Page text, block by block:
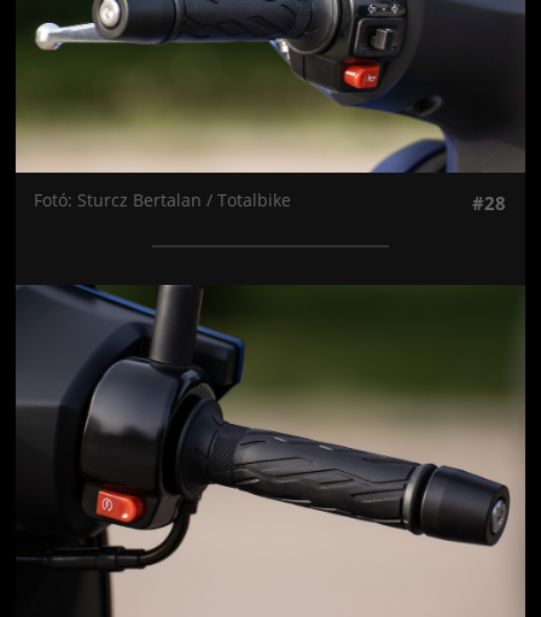
Fotó: Sturcz Bertalan / Totalbike #28
Jön még kép!